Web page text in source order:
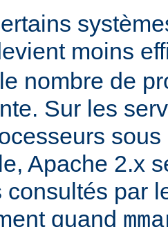
moins
nombre de
Sur les
Apache 2.x
consultés par
quand